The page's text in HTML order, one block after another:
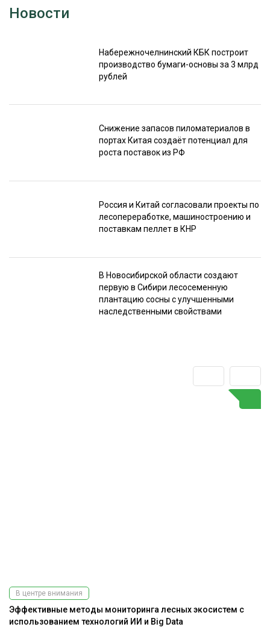
Новости
Набережночелнинский КБК построит
производство бумаги-основы за 3 млрд
рублей
Снижение запасов пиломатериалов в
портах Китая создаёт потенциал для
роста поставок из РФ
Россия и Китай согласовали проекты по
лесопереработке, машиностроению и
поставкам пеллет в КНР
В Новосибирской области создают
первую в Сибири лесосеменную
плантацию сосны с улучшенными
наследственными свойствами
В центре внимания
Эффективные методы мониторинга лесных экосистем с
использованием технологий ИИ и Big Data